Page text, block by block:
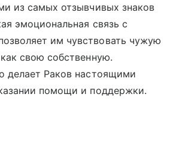
из самых отзывчивых знаков
эмоциональная связь с
им чувствовать чужую
свою собственную.
делает Раков настоящими
помощи и поддержки.